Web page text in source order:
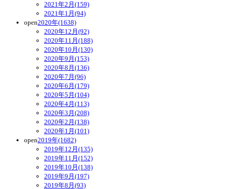
2021年2月(159)
2021年1月(94)
open2020年(1638)
2020年12月(92)
2020年11月(188)
2020年10月(130)
2020年9月(153)
2020年8月(136)
2020年7月(96)
2020年6月(179)
2020年5月(104)
2020年4月(113)
2020年3月(208)
2020年2月(138)
2020年1月(101)
open2019年(1682)
2019年12月(135)
2019年11月(152)
2019年10月(138)
2019年9月(197)
2019年8月(93)